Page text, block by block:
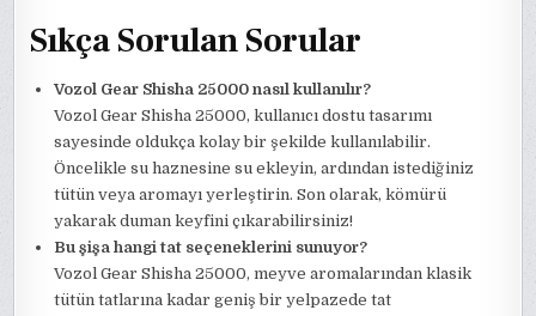
Sıkça Sorulan Sorular
Vozol Gear Shisha 25000 nasıl kullanılır?
Vozol Gear Shisha 25000, kullanıcı dostu tasarımı
sayesinde oldukça kolay bir şekilde kullanılabilir.
Öncelikle su haznesine su ekleyin, ardından istediğiniz
tütün veya aromayı yerleştirin. Son olarak, kömürü
yakarak duman keyfini çıkarabilirsiniz!
Bu şişa hangi tat seçeneklerini sunuyor?
Vozol Gear Shisha 25000, meyve aromalarından klasik
tütün tatlarına kadar geniş bir yelpazede tat